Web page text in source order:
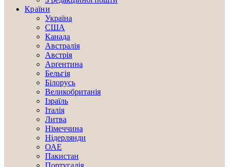
Країни
Україна
США
Канада
Австралія
Австрія
Арґентина
Бельгія
Білорусь
Великобританія
Ізраїль
Італія
Литва
Німеччина
Нідерлянди
ОАЕ
Пакистан